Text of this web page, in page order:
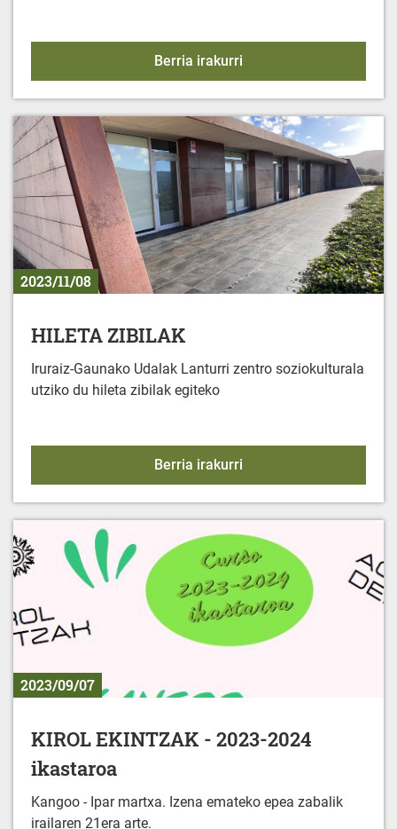
Berria irakurri
2023/11/08
HILETA ZIBILAK
Iruraiz-Gaunako Udalak Lanturri zentro soziokulturala
utziko du hileta zibilak egiteko
Berria irakurri
2023/09/07
KIROL EKINTZAK - 2023-2024
ikastaroa
Kangoo - Ipar martxa. Izena emateko epea zabalik
irailaren 21era arte.